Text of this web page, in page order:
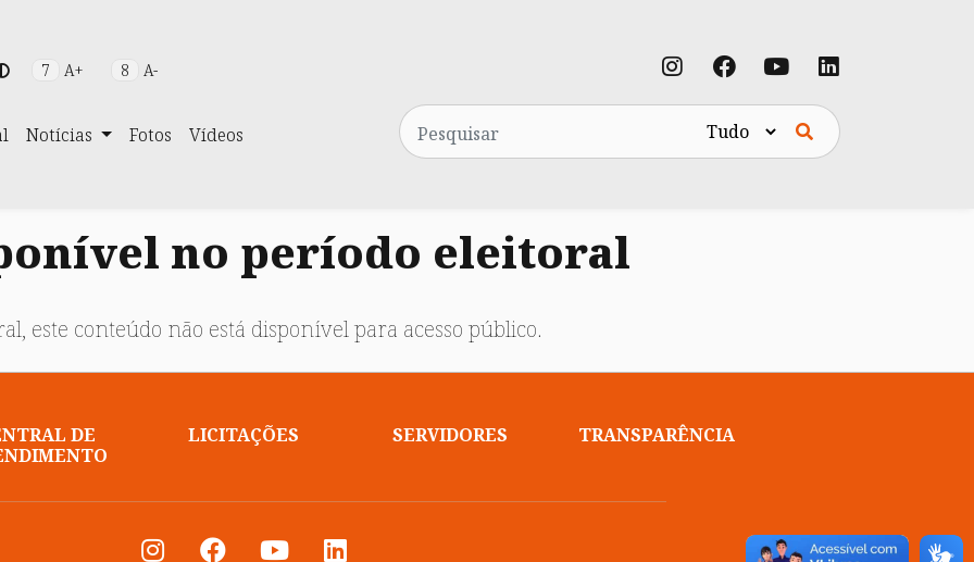
7 A+ 8 A-
Notícias Fotos Vídeos
Pesquisa
no período eleitoral
este conteúdo não está disponível para acesso público.
DE
LICITAÇÕES SERVIDORES TRANSPARÊNCIA